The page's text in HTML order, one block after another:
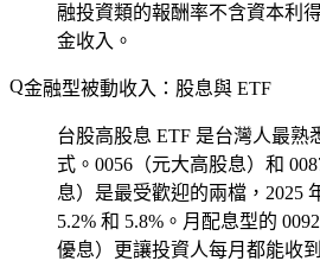
融投資類的報酬率不含資本利
金收入。
金融型被動收入：股息與 ETF
台股高股息 ETF 是台灣人最熟
式。0056（元大高股息）和
息）是最受歡迎的兩檔，2025
5.2% 和 5.8%。月配息型的
優息）更讓投資人每月都能收